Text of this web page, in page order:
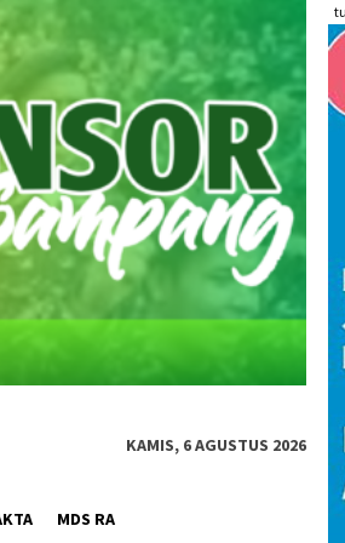
KAMIS, 6 AGUSTUS 2026
MDS RA